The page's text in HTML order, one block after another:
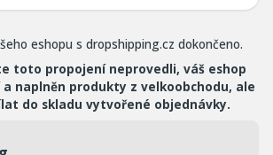
eshopu s dropshipping.cz dokončeno.
toto propojení neprovedli, váš eshop
naplněn produkty z velkoobchodu, ale
do skladu vytvořené objednávky.